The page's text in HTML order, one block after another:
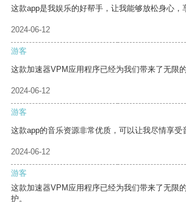
这款app是我娱乐的好帮手，让我能够放松身心，
2024-06-12
游客
这款加速器VPM应用程序已经为我们带来了无限
2024-06-12
游客
这款app的音乐资源非常优质，可以让我尽情享受
2024-06-12
游客
这款加速器VPM应用程序已经为我们带来了无限
护。